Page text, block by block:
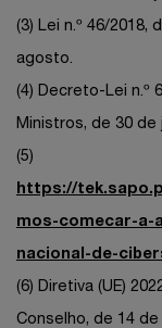
(3) Lei n.º 46/2018,
agosto.
(4) Decreto-Lei n.º
Ministros, de 30 de
(5)
https://
mos-comecar-a-
nacional-de-
(6) Diretiva (UE)
Conselho, de 14